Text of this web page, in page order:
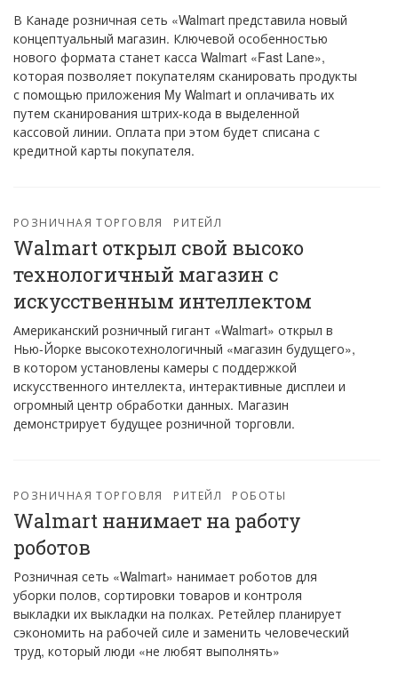
В Канаде розничная сеть «Walmart представила новый
концептуальный магазин. Ключевой особенностью
нового формата станет касса Walmart «Fast Lane»,
которая позволяет покупателям сканировать продукты
с помощью приложения My Walmart и оплачивать их
путем сканирования штрих-кода в выделенной
кассовой линии. Оплата при этом будет списана с
кредитной карты покупателя.
РОЗНИЧНАЯ ТОРГОВЛЯ РИТЕЙЛ
Walmart открыл свой высоко
технологичный магазин с
искусственным интеллектом
Американский розничный гигант «Walmart» открыл в
Нью-Йорке высокотехнологичный «магазин будущего»,
в котором установлены камеры с поддержкой
искусственного интеллекта, интерактивные дисплеи и
огромный центр обработки данных. Магазин
демонстрирует будущее розничной торговли.
РОЗНИЧНАЯ ТОРГОВЛЯ РИТЕЙЛ РОБОТЫ
Walmart нанимает на работу
роботов
Розничная сеть «Walmart» нанимает роботов для
уборки полов, сортировки товаров и контроля
выкладки их выкладки на полках. Ретейлер планирует
сэкономить на рабочей силе и заменить человеческий
труд, который люди «не любят выполнять»